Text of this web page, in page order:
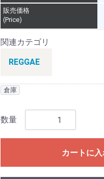
販売価格
(Price)
関連カテゴリ
REGGAE
倉庫
数量
カートに